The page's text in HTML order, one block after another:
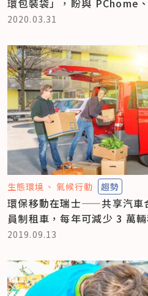
2020.03.31
生態環境 氣候行動 趨勢
環保移動在瑞士——共享汽
員制租車，每年可減少 3 萬
2019.09.13